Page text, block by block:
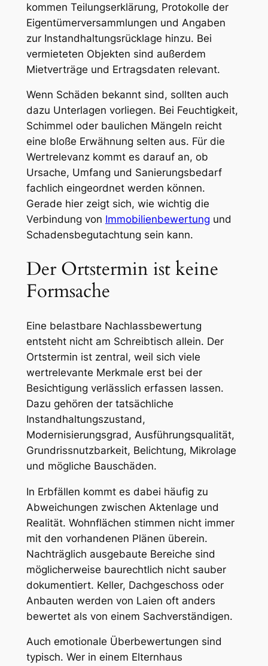
kommen Teilungserklärung, Protokolle der
Eigentümerversammlungen und Angaben
zur Instandhaltungsrücklage hinzu. Bei
vermieteten Objekten sind außerdem
Mietverträge und Ertragsdaten relevant.
Wenn Schäden bekannt sind, sollten auch
dazu Unterlagen vorliegen. Bei Feuchtigkeit,
Schimmel oder baulichen Mängeln reicht
eine bloße Erwähnung selten aus. Für die
Wertrelevanz kommt es darauf an, ob
Ursache, Umfang und Sanierungsbedarf
fachlich eingeordnet werden können.
Gerade hier zeigt sich, wie wichtig die
Verbindung von Immobilienbewertung und
Schadensbegutachtung sein kann.
Der Ortstermin ist keine
Formsache
Eine belastbare Nachlassbewertung
entsteht nicht am Schreibtisch allein. Der
Ortstermin ist zentral, weil sich viele
wertrelevante Merkmale erst bei der
Besichtigung verlässlich erfassen lassen.
Dazu gehören der tatsächliche
Instandhaltungszustand,
Modernisierungsgrad, Ausführungsqualität,
Grundrissnutzbarkeit, Belichtung, Mikrolage
und mögliche Bauschäden.
In Erbfällen kommt es dabei häufig zu
Abweichungen zwischen Aktenlage und
Realität. Wohnflächen stimmen nicht immer
mit den vorhandenen Plänen überein.
Nachträglich ausgebaute Bereiche sind
möglicherweise baurechtlich nicht sauber
dokumentiert. Keller, Dachgeschoss oder
Anbauten werden von Laien oft anders
bewertet als von einem Sachverständigen.
Auch emotionale Überbewertungen sind
typisch. Wer in einem Elternhaus